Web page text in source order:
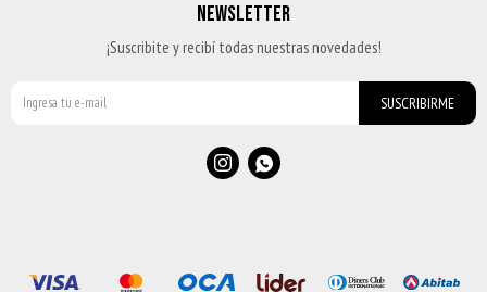
NEWSLETTER
¡Suscribite y recibí todas nuestras novedades!
SUSCRIBIRME
 